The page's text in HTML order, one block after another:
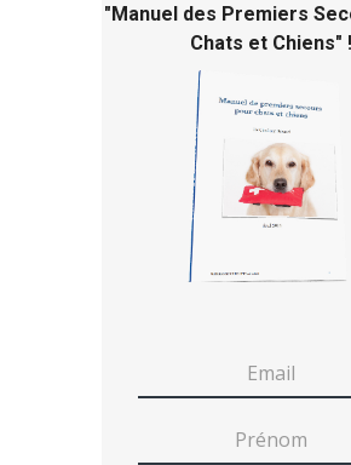
"Manuel des Premiers
Chats et Chiens" !